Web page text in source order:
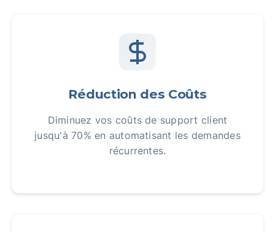
Réduction des Coûts
Diminuez vos coûts de support client
jusqu'à 70% en automatisant les demandes
récurrentes.